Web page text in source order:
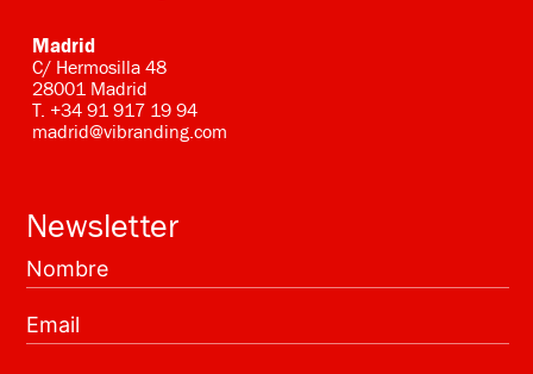
Madrid
C/ Hermosilla 48
28001 Madrid
T. +34 91 917 19 94
madrid@vibranding.com
Newsletter